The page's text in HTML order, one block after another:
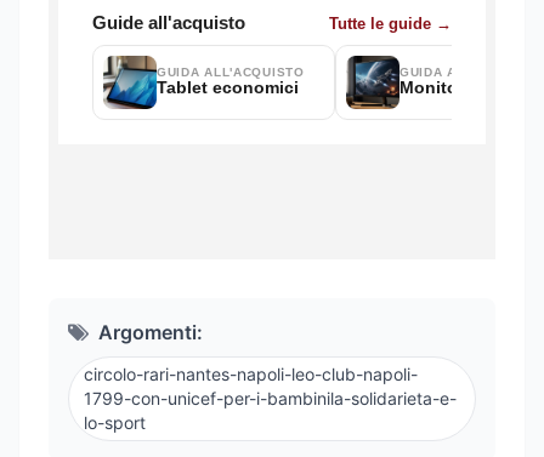
Argomenti:
circolo-rari-nantes-napoli-leo-club-napoli-
1799-con-unicef-per-i-bambinila-solidarieta-e-
lo-sport